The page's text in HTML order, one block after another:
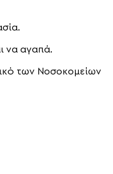
να αγαπά.
των Νοσοκομείων